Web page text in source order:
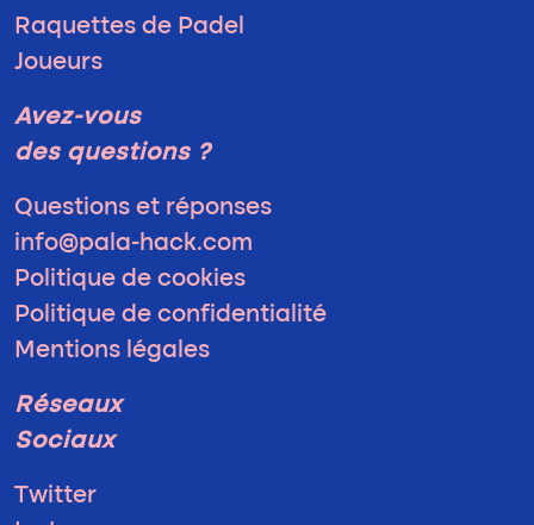
Raquettes de Padel
Joueurs
Avez-vous
des questions ?
Questions et réponses
info@pala-hack.com
Politique de cookies
Politique de confidentialité
Mentions légales
Réseaux
Sociaux
Twitter